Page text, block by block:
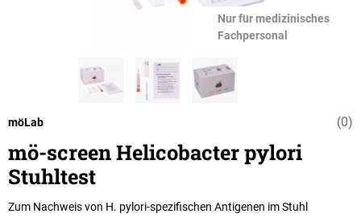
Nur für medizinisches
Fachpersonal
(0)
möLab
mö-screen Helicobacter pylori
Stuhltest
Zum Nachweis von H. pylori-spezifischen Antigenen im Stuhl